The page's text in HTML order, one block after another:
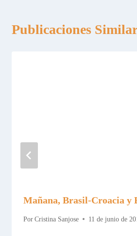
Publicaciones
Mañana, Brasil-Croacia y
Por Cristina Sanjose 11 de junio de